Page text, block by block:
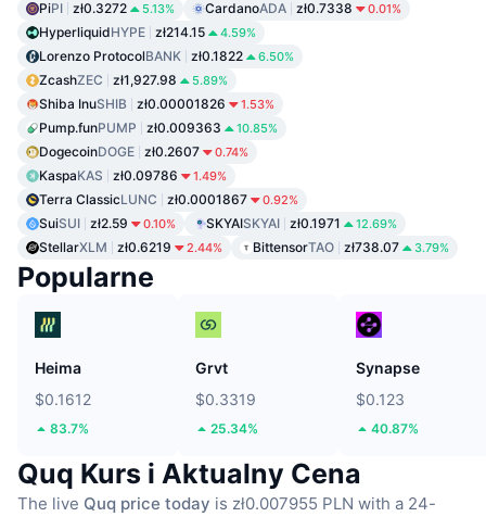
PiPI zł0.3272 5.13% CardanoADA zł0.7338 0.01%
HyperliquidHYPE zł214.15 4.59%
Lorenzo ProtocolBANK zł0.1822 6.50%
ZcashZEC zł1,927.98 5.89%
Shiba InuSHIB zł0.00001826 1.53%
Pump.funPUMP zł0.009363 10.85%
DogecoinDOGE zł0.2607 0.74%
KaspaKAS zł0.09786 1.49%
Terra ClassicLUNC zł0.0001867 0.92%
SuiSUI zł2.59 0.10% SKYAISKYAI zł0.1971 12.69%
StellarXLM zł0.6219 2.44% BittensorTAO zł738.07 3.79%
Popularne
Heima
$0.1612
83.7%
Grvt
$0.3319
25.34%
Synapse
$0.123
40.87%
Quq Kurs i Aktualny Cena
The live Quq price today is zł0.007955 PLN with a 24-